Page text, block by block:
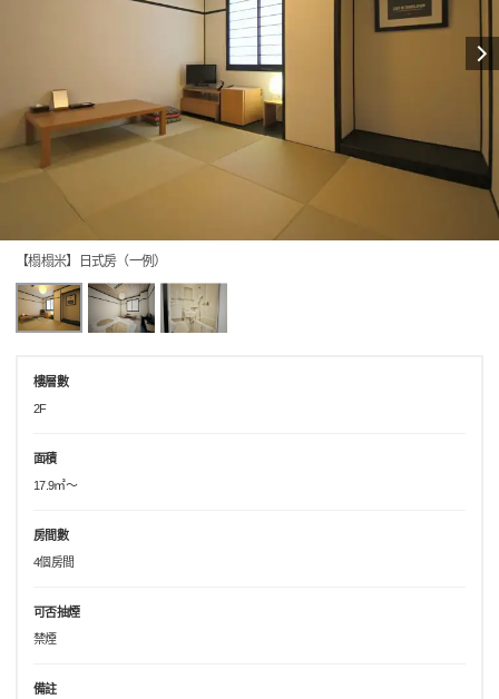
【榻榻米】日式房（一例）
樓層數
2F
面積
17.9㎡～
房間數
4個房間
可否抽煙
禁煙
備註